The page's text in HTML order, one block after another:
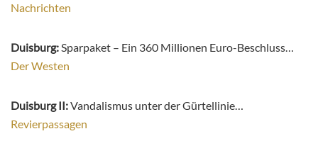
Nachrichten
Duisburg:Sparpaket – Ein 360 Millionen Euro-Beschluss…
Der Westen
Duisburg II:Vandalismus unter der Gürtellinie…
Revierpassagen